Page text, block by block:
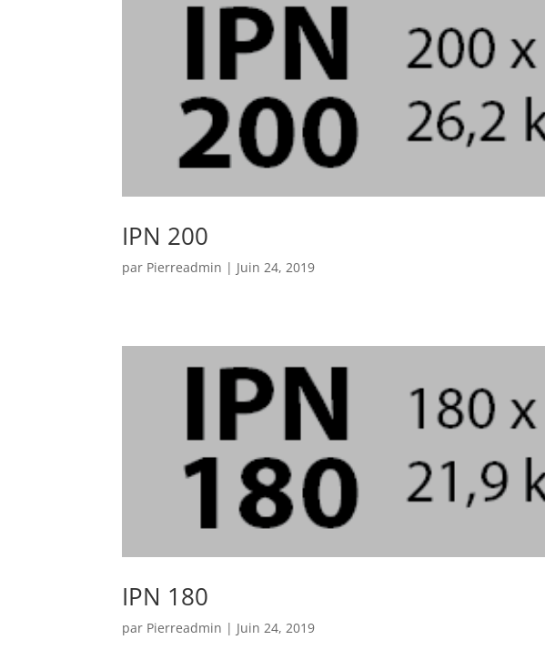
IPN 200
par Pierreadmin | Juin 24, 2019
IPN 180
par Pierreadmin | Juin 24, 2019